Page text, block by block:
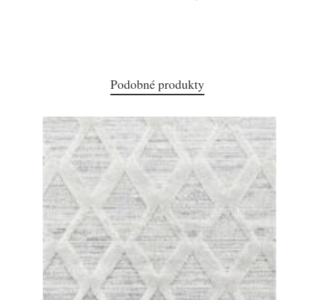
Podobné produkty